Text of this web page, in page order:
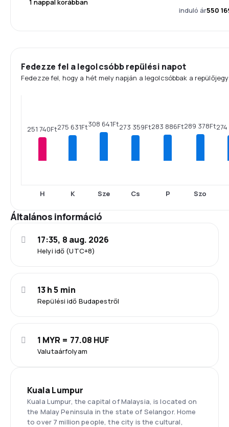
1 nappal korábban
induló ár550
Fedezze fel a legolcsóbb repülési napot
Fedezze fel, hogy a hét mely napján a legolcsóbbak a
251 740Ft
H
275 631Ft
K
308 641Ft
Sze
273 359Ft
Cs
283 886Ft
P
289 378Ft
Szo
Általános információ
Helyi idő (UTC+8)
17:35, 8 aug. 2026
Repülési idő Budapestről
13 h 5 min
Valutaárfolyam
1 MYR = 77.08 HUF
Kuala Lumpur
Kuala Lumpur, the capital of Malaysia, is located on
the Malay Peninsula in the state of Selangor. Home
to over 7 million people, the city is the cultural,